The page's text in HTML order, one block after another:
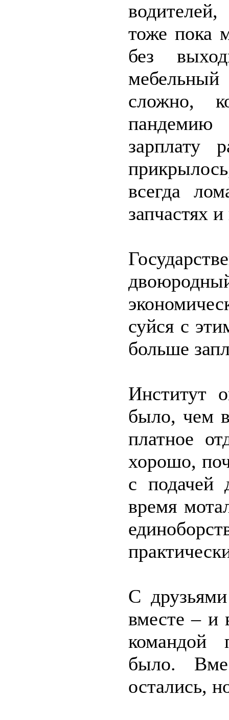
тоже пока
без
сложно,
зарплату
всегда
запчастях
суйся с
больше
Институт
было, чем
платное
хорошо,
с подачей
время
С
вместе – и
командой
было.
остались,